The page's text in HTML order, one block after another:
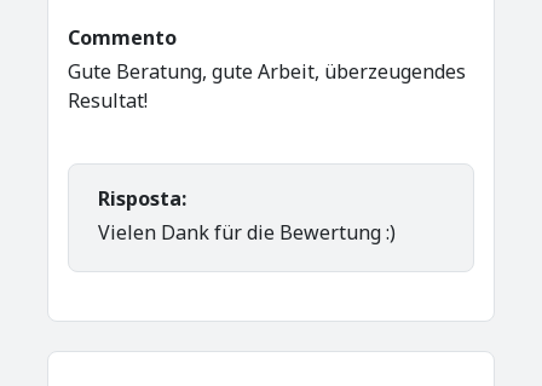
Commento
Gute Beratung, gute Arbeit, überzeugendes
Resultat!
Risposta:
Vielen Dank für die Bewertung :)